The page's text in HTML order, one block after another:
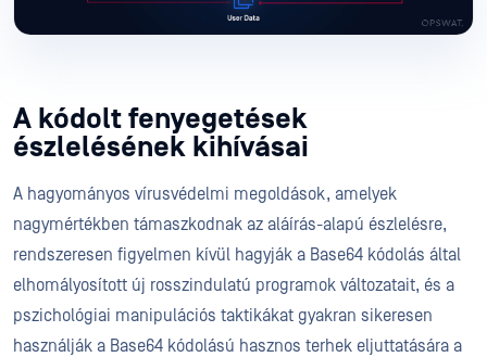
A kódolt fenyegetések
észlelésének kihívásai
A hagyományos vírusvédelmi megoldások, amelyek
nagymértékben támaszkodnak az aláírás-alapú észlelésre,
rendszeresen figyelmen kívül hagyják a Base64 kódolás által
elhomályosított új rosszindulatú programok változatait, és a
pszichológiai manipulációs taktikákat gyakran sikeresen
használják a Base64 kódolású hasznos terhek eljuttatására a